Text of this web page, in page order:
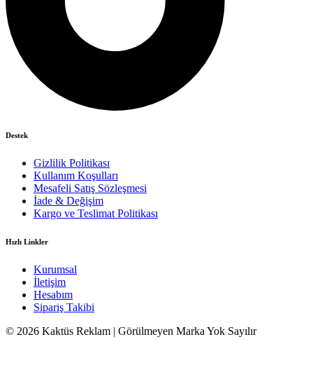
Destek
Gizlilik Politikası
Kullanım Koşulları
Mesafeli Satış Sözleşmesi
İade & Değişim
Kargo ve Teslimat Politikası
Hızlı Linkler
Kurumsal
İletişim
Hesabım
Sipariş Takibi
© 2026 Kaktüs Reklam | Görülmeyen Marka Yok Sayılır